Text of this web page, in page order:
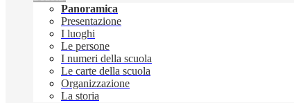
Panoramica
Presentazione
I luoghi
Le persone
I numeri della scuola
Le carte della scuola
Organizzazione
La storia